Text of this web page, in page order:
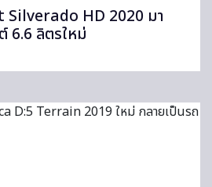
Silverado HD 2020 มา
6.6 ลิตรใหม่